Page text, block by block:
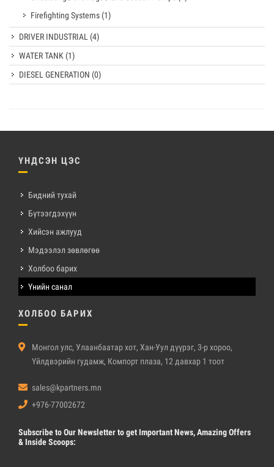
Firefighting Systems (1)
DRIVER INDUSTRIAL (4)
WATER TANK (1)
DIESEL GENERATION (0)
ҮНДСЭН ЦЭС
Бидний тухай
Бүтээгдэхүүн
Хийсэн ажлууд
Мэдээлэл зөвлөгөө
Холбоо барих
Үнийн санал
ХОЛБОО БАРИХ
Монгол улс, Улаанбаатар хот, Хан-Уул дүүрэг, 3-р хороо,
Үйлдвэрийн гудамж, Компорт плаза, 12 давхар 1 тоот
sales@kpartners.mn
+976-77002672
Subscribeto Our Newsletter to get Important News, Amazing Offers
& Inside Scoops: